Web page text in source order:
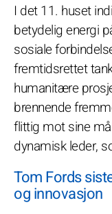
I det 11. huset
betydelig energi
sosiale
fremtidsrettet
humanitære
brennende
flittig mot sine
dynamisk leder,
Tom Fords
og innovasjon